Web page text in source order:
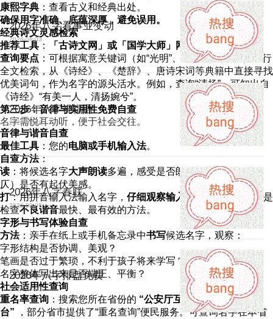
康熙字典 ：查看古义和经典出处。
确保用字准确、底蕴深厚，避免误用。
经典诗文灵感检索
推荐工具 ： 「古诗文网」或「国学大师」网。
查询要点 ：可根据寓意关键词（如“光明”、“宁静”、“俊杰”）进行
全文检索，从《诗经》、《楚辞》、唐诗宋词等典籍中直接寻找
优美词句，作为名字的源头活水。例如，查询“清扬”，可知出自
《诗经》“有美一人，清扬婉兮”。
第三步：音律与实用性免费自查
名字需悦耳动听，便于社会交往。
音律与谐音自查
最佳工具 ：您的电脑或手机输入法。
自查方法：
读 ：将候选名字大声朗读多遍，感受是否朗朗上口，声调（平
仄）是否有起伏美感。
打：用拼音输入法输入名字， 仔细观察输入法联想的词语。这是
检查不良谐音最快、最有效的方法。
字形与书写体验自查
方法：亲手在纸上或手机备忘录中书写候选名字，观察：
字形结构是否协调、美观？
笔画是否过于繁琐，不利于孩子将来学写？
名字整体写出来是否端正、平衡？
社会适用性查询
重名率查询 ：搜索您所在省份的 “公安厅互联网+政务服务平
台” ，部分省市提供了“重名查询”便民服务。可查询名字在本省
2026年八字看事业变动
2026-08-03
2026年八字祝福语
2026-08-03
2026年八字春联
2026-08-03
2026年八字排盘免费
2026-08-03